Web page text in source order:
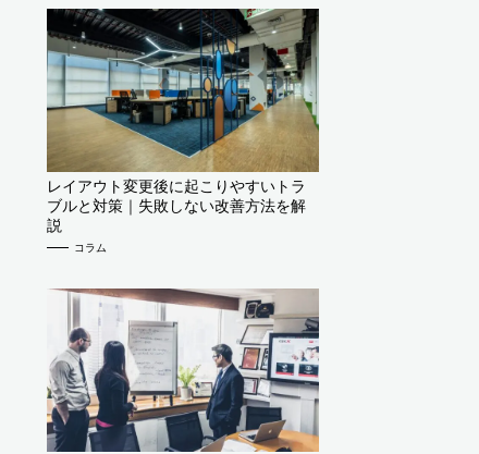
レイアウト変更後に起こりやすいトラ
ブルと対策｜失敗しない改善方法を解
説
コラム